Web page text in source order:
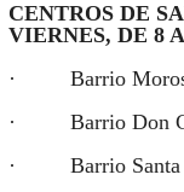
CENTROS DE
VIERNES, DE 8
· Barrio
· Barrio Don
· Barrio Santa